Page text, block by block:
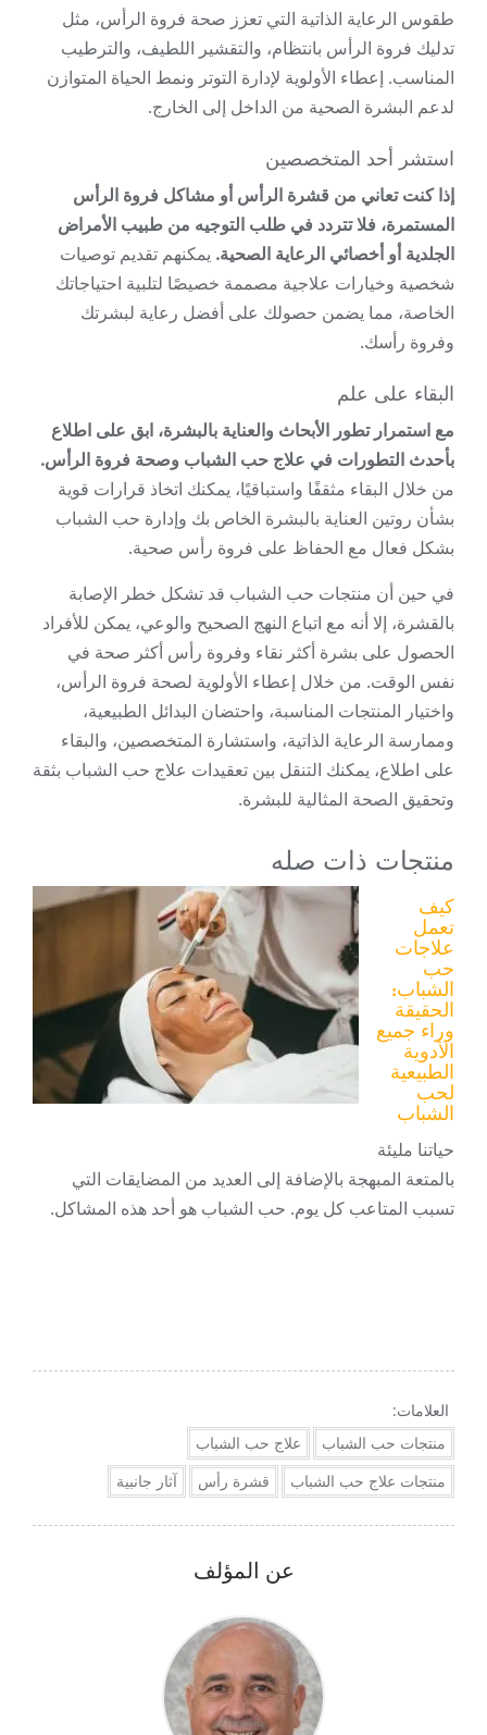
طقوس الرعاية الذاتية التي تعزز صحة فروة الرأس، مثل
تدليك فروة الرأس بانتظام، والتقشير اللطيف، والترطيب
المناسب. إعطاء الأولوية لإدارة التوتر ونمط الحياة المتوازن
لدعم البشرة الصحية من الداخل إلى الخارج.
استشر أحد المتخصصين
إذا كنت تعاني من قشرة الرأس أو مشاكل فروة الرأس
المستمرة، فلا تتردد في طلب التوجيه من طبيب الأمراض
الجلدية أو أخصائي الرعاية الصحية. يمكنهم تقديم توصيات
شخصية وخيارات علاجية مصممة خصيصًا لتلبية احتياجاتك
الخاصة، مما يضمن حصولك على أفضل رعاية لبشرتك
وفروة رأسك.
البقاء على علم
مع استمرار تطور الأبحاث والعناية بالبشرة، ابق على اطلاع
بأحدث التطورات في علاج حب الشباب وصحة فروة الرأس.
من خلال البقاء مثقفًا واستباقيًا، يمكنك اتخاذ قرارات قوية
بشأن روتين العناية بالبشرة الخاص بك وإدارة حب الشباب
بشكل فعال مع الحفاظ على فروة رأس صحية.
في حين أن منتجات حب الشباب قد تشكل خطر الإصابة
بالقشرة، إلا أنه مع اتباع النهج الصحيح والوعي، يمكن للأفراد
الحصول على بشرة أكثر نقاء وفروة رأس أكثر صحة في
نفس الوقت. من خلال إعطاء الأولوية لصحة فروة الرأس،
واختيار المنتجات المناسبة، واحتضان البدائل الطبيعية،
وممارسة الرعاية الذاتية، واستشارة المتخصصين، والبقاء
على اطلاع، يمكنك التنقل بين تعقيدات علاج حب الشباب بثقة
وتحقيق الصحة المثالية للبشرة.
منتجات ذات صله
كيف
تعمل
علاجات
حب
الشباب:
الحقيقة
وراء جميع
الأدوية
الطبيعية
لحب
الشباب
حياتنا مليئة
بالمتعة المبهجة بالإضافة إلى العديد من المضايقات التي
تسبب المتاعب كل يوم. حب الشباب هو أحد هذه المشاكل.
العلامات:
منتجات حب الشباب
علاج حب الشباب
منتجات علاج حب الشباب
قشرة رأس آثار جانبية
عن المؤلف